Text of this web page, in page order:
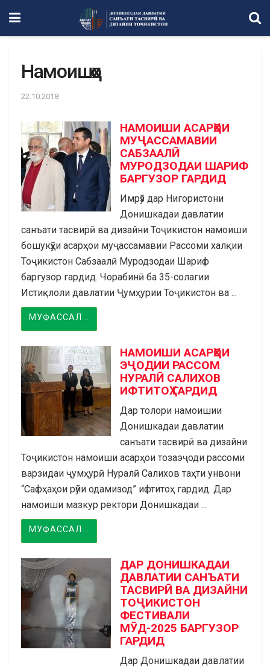
Намоишҳо
22.10.2018
НАМОИШИ АСАРҲОИ
МУҶАССАМАВИИ
САБЗААЛӢ
МУРОДЗОДАИ ШАРИФ
БАРГУЗОР ГАРДИД
Имрӯз дар Нигористони
Донишкадаи давлатии
санъати тасвирӣ ва дизайни Тоҷикистон намоиши
бошукӯҳи асарҳои муҷассамавии Рассоми халқии
Тоҷикистон Сабзаалӣ Муродзодаи Шариф
баргузор гардид. Чорабинӣ ба 35-солагии
Истиқлоли давлатии Ҷумҳурии Тоҷикистон ва ...
МУФАССАЛ...
НАМОИШИ АСАРҲОИ
ЭҶОДИИ РАССОМ
НУРАЛӢ САЛИХОВ
ИФТИТОҲ ГАРДИД
Дар толори намоишии
Донишкадаи давлатии
санъати тасвирӣ ва дизайни
Тоҷикистон намоиши асарҳои тозаэҷоди рассоми
варзидаи ҷумҳурӣ Нуралӣ Салихов таҳти унвони
“Сафҳаҳои рӯйи одамизод” ифтитоҳ гардид. Дар
намоиши мазкур ректори Донишкадаи ...
МУФАССАЛ...
ДАР ДОНИШКАДАИ
ДАВЛАТИИ САНЪАТИ
ТАСВИРӢ ВА ДИЗАЙНИ
ТОҶИКИСТОН
ФЕСТИВАЛИ
МӮД-2025 БАРГУЗОР
ГАРДИД
Дар Донишкадаи давлатии